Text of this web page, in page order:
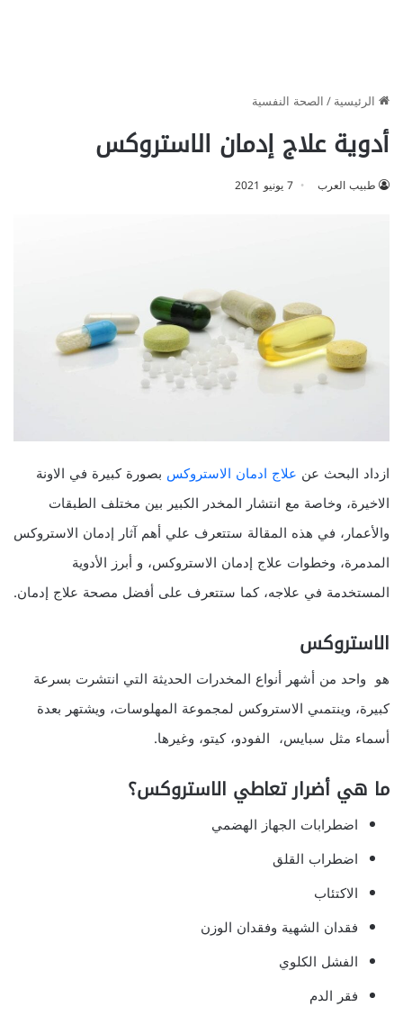
الرئيسية/الصحة النفسية
أدوية علاج إدمان الاستروكس
طبيب العرب 7 يونيو 2021
ازداد البحث عن علاج ادمان الاستروكس بصورة كبيرة في الاونة
الاخيرة، وخاصة مع انتشار المخدر الكبير بين مختلف الطبقات
والأعمار، في هذه المقالة ستتعرف علي أهم آثار إدمان الاستروكس
المدمرة، وخطوات علاج إدمان الاستروكس، و أبرز الأدوية
المستخدمة في علاجه، كما ستتعرف على أفضل مصحة علاج إدمان.
الاستروكس
هو واحد من أشهر أنواع المخدرات الحديثة التي انتشرت بسرعة
كبيرة، وينتمىي الاستروكس لمجموعة المهلوسات، ويشتهر بعدة
أسماء مثل سبايس، الفودو، كيتو، وغيرها.
ما هي أضرار تعاطي الاستروكس؟
اضطرابات الجهاز الهضمي
اضطراب القلق
الاكتئاب
فقدان الشهية وفقدان الوزن
الفشل الكلوي
فقر الدم